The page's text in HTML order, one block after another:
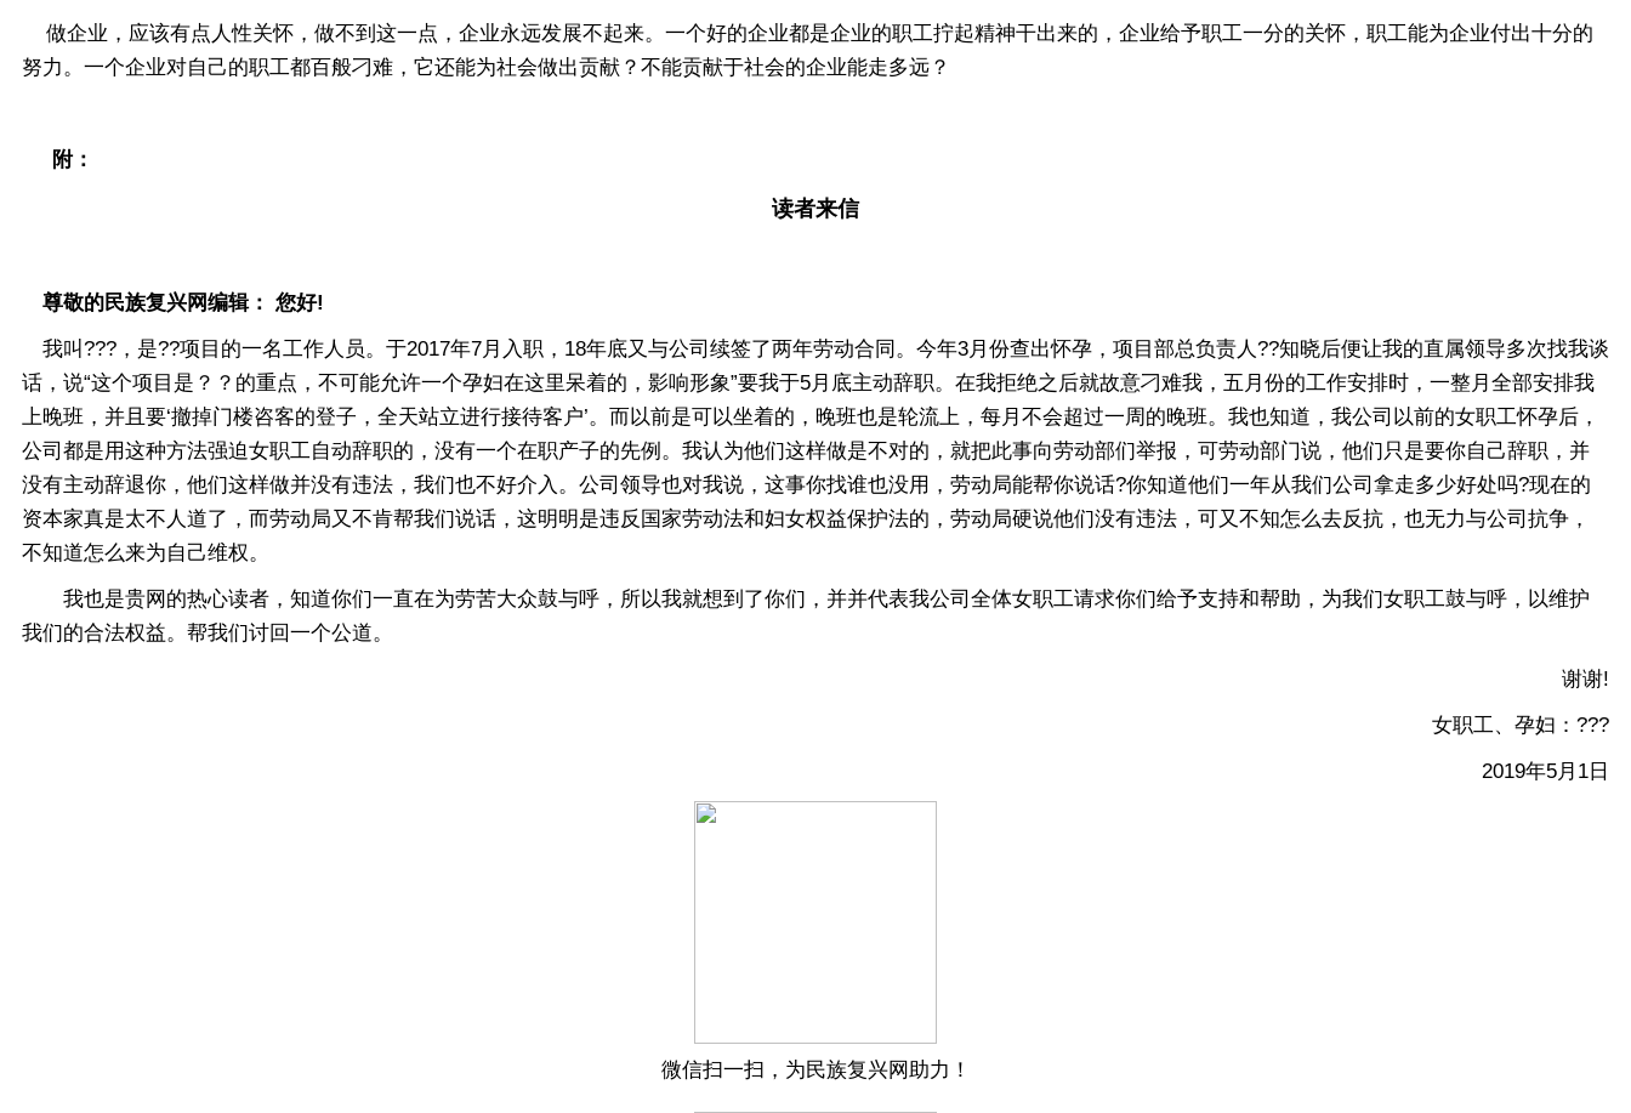
做企业，应该有点人性关怀，做不到这一点，企业永远发展不起来。一个好的企业都是企业的职工拧起精神干出来的，企业给予职工一分的关怀，职工能为企业付出十分的
努力。一个企业对自己的职工都百般刁难，它还能为社会做出贡献？不能贡献于社会的企业能走多远？
附：
读者来信
尊敬的民族复兴网编辑： 您好!
我叫???，是??项目的一名工作人员。于2017年7月入职，18年底又与公司续签了两年劳动合同。今年3月份查出怀孕，项目部总负责人??知晓后便让我的直属领导多次找我谈
话，说“这个项目是？？的重点，不可能允许一个孕妇在这里呆着的，影响形象”要我于5月底主动辞职。在我拒绝之后就故意刁难我，五月份的工作安排时，一整月全部安排我
上晚班，并且要‘撤掉门楼咨客的登子，全天站立进行接待客户’。而以前是可以坐着的，晚班也是轮流上，每月不会超过一周的晚班。我也知道，我公司以前的女职工怀孕后，
公司都是用这种方法强迫女职工自动辞职的，没有一个在职产子的先例。我认为他们这样做是不对的，就把此事向劳动部们举报，可劳动部门说，他们只是要你自己辞职，并
没有主动辞退你，他们这样做并没有违法，我们也不好介入。公司领导也对我说，这事你找谁也没用，劳动局能帮你说话?你知道他们一年从我们公司拿走多少好处吗?现在的
资本家真是太不人道了，而劳动局又不肯帮我们说话，这明明是违反国家劳动法和妇女权益保护法的，劳动局硬说他们没有违法，可又不知怎么去反抗，也无力与公司抗争，
不知道怎么来为自己维权。
我也是贵网的热心读者，知道你们一直在为劳苦大众鼓与呼，所以我就想到了你们，并并代表我公司全体女职工请求你们给予支持和帮助，为我们女职工鼓与呼，以维护
我们的合法权益。帮我们讨回一个公道。
谢谢!
女职工、孕妇：???
2019年5月1日
微信扫一扫，为民族复兴网助力！